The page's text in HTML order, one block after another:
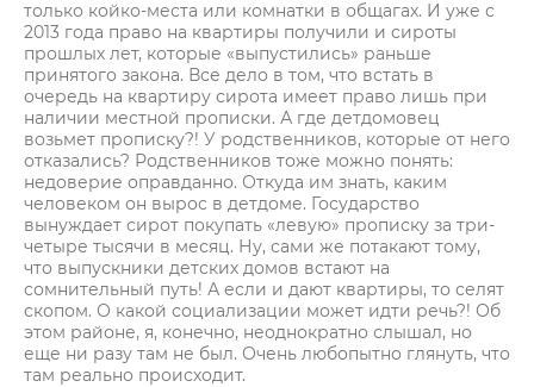
только койко-места или комнатки в общагах. И уже с
2013 года право на квартиры получили и сироты
прошлых лет, которые «выпустились» раньше
принятого закона. Все дело в том, что встать в
очередь на квартиру сирота имеет право лишь при
наличии местной прописки. А где детдомовец
возьмет прописку?! У родственников, которые от него
отказались? Родственников тоже можно понять:
недоверие оправданно. Откуда им знать, каким
человеком он вырос в детдоме. Государство
вынуждает сирот покупать «левую» прописку за три-
четыре тысячи в месяц. Ну, сами же потакают тому,
что выпускники детских домов встают на
сомнительный путь! А если и дают квартиры, то селят
скопом. О какой социализации может идти речь?! Об
этом районе, я, конечно, неоднократно слышал, но
еще ни разу там не был. Очень любопытно глянуть, что
там реально происходит.